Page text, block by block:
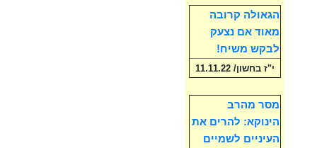
הגאולה קרובה
מאוד אם נצעק
לבקש משיח!
י"ז בחשון/ 11.11.22
מסר מהרב
הינוקא: להרים את
העיניים לשמיים